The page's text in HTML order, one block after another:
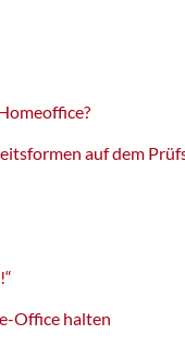
auf dem
Office halten